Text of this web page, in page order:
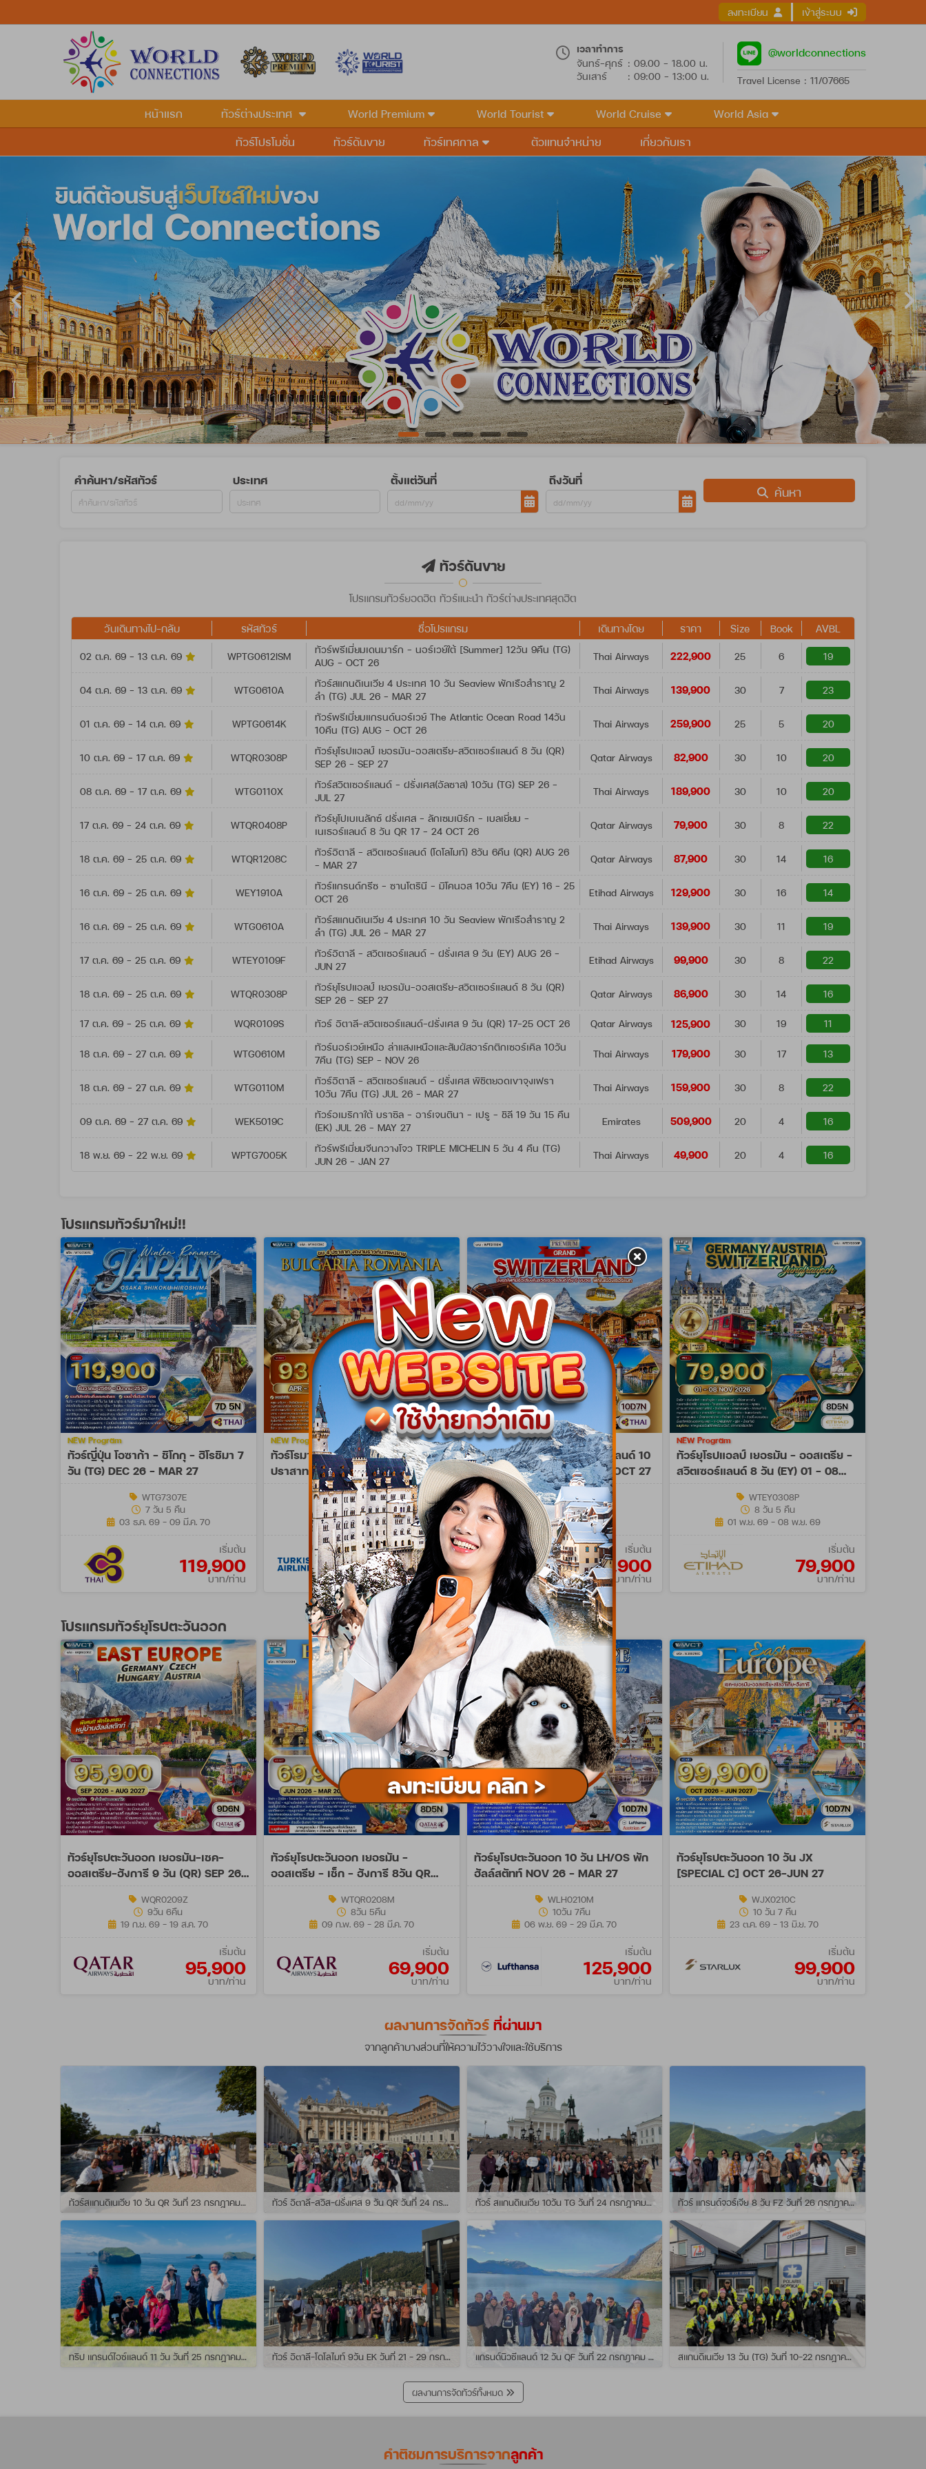
ลงทะเบียน เข้าสู่ระบบ
เวลาทำการ
จันทร์-ศุกร์ : 09.00 - 18.00 น.
วันเสาร์
: 09:00 - 13:00 น.
@worldconnections
Travel License : 11/07665
หน้าแรก ทัวร์ต่างประเทศ World Premium World Tourist World Cruise
World Asia
ทัวร์โปรโมชั่น
ทัวร์ดันขาย ทัวร์เทศกาล ตัวแทนจำหน่าย เกี่ยวกับเรา
คำค้นหา/รหัสทัวร์ ประเทศ ตั้งแต่วันที่ ถึงวันที่
ค้นหา
ทัวร์ดันขาย
โปรแกรมทัวร์ยอดฮิต ทัวร์แนะนำ ทัวร์ต่างประเทศสุดฮิต
วันเดินทางไป-กลับ
รหัสทัวร์ ชื่อโปรแกรม เดินทางโดย ราคา Size Book AVBL
02 ต.ค. 69 - 13 ต.ค. 69 WPTG0612ISM
ทัวร์พรีเมี่ยมเดนมาร์ก - นอร์เวย์ใต้ [Summer] 12วัน 9คืน (TG)
AUG - OCT 26
Thai Airways 222,900 25 6 19
04 ต.ค. 69 - 13 ต.ค. 69 WTG0610A
ทัวร์สแกนดิเนเวีย 4 ประเทศ 10 วัน Seaview พักเรือสำราญ 2
ลำ (TG) JUL 26 - MAR 27
Thai Airways 139,900 30 7 23
01 ต.ค. 69 - 14 ต.ค. 69 WPTG0614K
ทัวร์พรีเมี่ยมแกรนด์นอร์เวย์ The Atlantic Ocean Road 14วัน
10คืน (TG) AUG - OCT 26
Thai Airways 259,900 25 5 20
10 ต.ค. 69 - 17 ต.ค. 69 WTQR0308P
ทัวร์ยุโรปแอลป์ เยอรมัน-ออสเตรีย-สวิตเซอร์แลนด์ 8 วัน (QR)
SEP 26 - SEP 27
Qatar Airways 82,900 30 10 20
08 ต.ค. 69 - 17 ต.ค. 69 WTG0110X
ทัวร์สวิตเซอร์แลนด์ - ฝรั่งเศส(อัลซาส) 10วัน (TG) SEP 26 -
JUL 27
Thai Airways 189,900 30 10 20
17 ต.ค. 69 - 24 ต.ค. 69 WTQR0408P
ทัวร์ยุโปเบเนลักซ์ ฝรั่งเศส - ลักเซมเบิร์ก - เบลเยี่ยม -
เนเธอร์แลนด์ 8 วัน QR 17 - 24 OCT 26
Qatar Airways 79,900 30 8 22
18 ต.ค. 69 - 25 ต.ค. 69 WTQR1208C
ทัวร์อิตาลี – สวิตเซอร์แลนด์ (โดโลไมท์) 8วัน 6คืน (QR) AUG 26
- MAR 27
Qatar Airways 87,900 30 14 16
16 ต.ค. 69 - 25 ต.ค. 69 WEY1910A
ทัวร์แกรนด์กรีซ - ซานโตรินี - มิโคนอส 10วัน 7คืน (EY) 16 - 25
OCT 26
Etihad Airways 129,900 30 16 14
16 ต.ค. 69 - 25 ต.ค. 69 WTG0610A
ทัวร์สแกนดิเนเวีย 4 ประเทศ 10 วัน Seaview พักเรือสำราญ 2
ลำ (TG) JUL 26 - MAR 27
Thai Airways 139,900 30 11 19
17 ต.ค. 69 - 25 ต.ค. 69 WTEY0109F
ทัวร์อิตาลี - สวิตเซอร์แลนด์ - ฝรั่งเศส 9 วัน (EY) AUG 26 -
JUN 27
Etihad Airways 99,900 30 8 22
18 ต.ค. 69 - 25 ต.ค. 69 WTQR0308P
ทัวร์ยุโรปแอลป์ เยอรมัน-ออสเตรีย-สวิตเซอร์แลนด์ 8 วัน (QR)
SEP 26 - SEP 27
Qatar Airways 86,900 30 14 16
17 ต.ค. 69 - 25 ต.ค. 69 WQR0109S ทัวร์ อิตาลี-สวิตเซอร์แลนด์-ฝรั่งเศส 9 วัน (QR) 17-25 OCT 26 Qatar Airways 125,900 30 19 11
18 ต.ค. 69 - 27 ต.ค. 69 WTG0610M
ทัวร์นอร์เวย์เหนือ ล่าแสงเหนือและสัมผัสอาร์กติกเซอร์เคิล 10วัน
7คืน (TG) SEP - NOV 26
Thai Airways 179,900 30 17 13
18 ต.ค. 69 - 27 ต.ค. 69 WTG0110M
ทัวร์อิตาลี - สวิตเซอร์แลนด์ - ฝรั่งเศส พิชิตยอดเขาจุงเฟรา
10วัน 7คืน (TG) JUL 26 - MAR 27
Thai Airways 159,900 30 8 22
09 ต.ค. 69 - 27 ต.ค. 69 WEK5019C
ทัวร์อเมริกาใต้ บราซิล - อาร์เจนตินา - เปรู - ชิลี 19 วัน 15 คืน
(EK) JUL 26 - MAY 27
Emirates 509,900 20 4 16
18 พ.ย. 69 - 22 พ.ย. 69 WPTG7005K
ทัวร์พรีเมี่ยมจีนกวางโจว TRIPLE MICHELIN 5 วัน 4 คืน (TG)
JUN 26 - JAN 27
Thai Airways 49,900 20 4 16
โปรแกรมทัวร์มาใหม่!!
ทัวร์ญี่ปุ่น โอซาก้า - ชิโกกุ - ฮิโรชิมา 7
วัน (TG) DEC 26 - MAR 27
NEW Program
WTG7307E
7 วัน 5 คืน
03 ธ.ค. 69 - 09 มี.ค. 70
เริ่มต้น
119,900
บาท/ท่าน
ทัวร์โรมาเนีย - บัลแกเรีย ชม 4
ปราสาท สุดงดงาม 9 วัน (TK) APR -
NEW Program
WTK0709C
9 วัน 7 คืน
08 เม.ย. 70 - 28 ต.ค. 70
เริ่มต้น
93,900
บาท/ท่าน
ทัวร์พรีเมี่ยมแกรนด์สวิตเซอร์แลนด์ 10
วัน พักเซอร์แมท (TG) MAR - OCT 27
NEW Program
WPTG1110M
10 วัน 9 คืน
26 มี.ค. 70 - 24 ต.ค. 70
เริ่มต้น
179,900
บาท/ท่าน
ทัวร์ยุโรปแอลป์ เยอรมัน - ออสเตรีย -
สวิตเซอร์แลนด์ 8 วัน (EY) 01 - 08
NEW Program
WTEY0308P
8 วัน 5 คืน
01 พ.ย. 69 - 08 พ.ย. 69
เริ่มต้น
79,900
บาท/ท่าน
โปรแกรมทัวร์ยุโรปตะวันออก
ทัวร์ยุโรปตะวันออก เยอรมัน-เชค-
ออสเตรีย-ฮังการี 9 วัน (QR) SEP 26
WQR0209Z
9วัน 6คืน
19 ก.ย. 69 - 19 ส.ค. 70
เริ่มต้น
95,900
บาท/ท่าน
ทัวร์ยุโรปตะวันออก เยอรมัน -
ออสเตรีย - เช็ก - ฮังการี 8วัน QR
WTQR0208M
8วัน 5คืน
09 ก.พ. 69 - 28 มี.ค. 70
เริ่มต้น
69,900
บาท/ท่าน
ทัวร์ยุโรปตะวันออก 10 วัน LH/OS พัก
ฮัลล์สตัทท์ NOV 26 - MAR 27
WLH0210M
10วัน 7คืน
06 พ.ย. 69 - 29 มี.ค. 70
เริ่มต้น
125,900
บาท/ท่าน
ทัวร์ยุโรปตะวันออก 10 วัน JX
[SPECIAL C] OCT 26-JUN 27
WJX0210C
10 วัน 7 คืน
23 ต.ค. 69 - 13 มิ.ย. 70
เริ่มต้น
99,900
บาท/ท่าน
ผลงานการจัดทัวร์ ที่ผ่านมา
จากลูกค้าบางส่วนที่ให้ความไว้วางใจและใช้บริการ
ทัวร์สแกนดิเนเวีย 10 วัน QR วันที่ 23 กรกฏาคม - 01 สิงหาคม 2569 เดินทางกับไกด์พี่จุ้ย และ พี่กั้ง ทัวร์ อิตาลี-สวิส-ฝรั่งเศส 9 วัน QR วันที่ 24 กรกฏาคม - 01 สิงหาคม 2569 เดินทางกับไกด์พี่เช ทัวร์ สแกนดิเนเวีย 10วัน TG วันที่ 24 กรกฏาคม - 02 สิงหาคม 2569 เดินทางกับไกด์พี่ยอร์ช ทัวร์ แกรนด์จอร์เจีย 8 วัน FZ วันที่ 26 กรกฎาคม - 02 สิงหาคม 2569 เดินทางกับไกด์พี่โจ๊ก
ทริป แกรนด์ไอซ์แลนด์ 11 วัน วันที่ 25 กรกฏาคม - 04 สิงหาคม 2569 เดินทางกับไกด์พี่เปิ้ล ทัวร์ อิตาลี-โดโลไมท์ 9วัน EK วันที่ 21 - 29 กรกฏาคม 2569 เดินทางกับไกด์พี่หนุ่ม แกรนด์นิวซีแลนด์ 12 วัน QF วันที่ 22 กรกฎาคม - 3 สิงหาคม 2569 เดินทางกับไกด์พี่โจ้ สแกนดิเนเวีย 13 วัน (TG) วันที่ 10-22 กรกฏาคม 2569 เดินทางกับไกด์พี่เต้ย
ผลงานการจัดทัวร์ทั้งหมด
คำติชมการบริการจากลูกค้า